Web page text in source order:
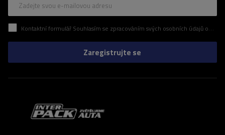
Zadejte svou e-mailovou adresu
Kontaktní formulář Souhlasím se zpracováním svých osobních údajů obsažených v kontaktním formuláři v souladu s nařízením Evropského parlamentu a Rady (EU)
Zaregistrujte se